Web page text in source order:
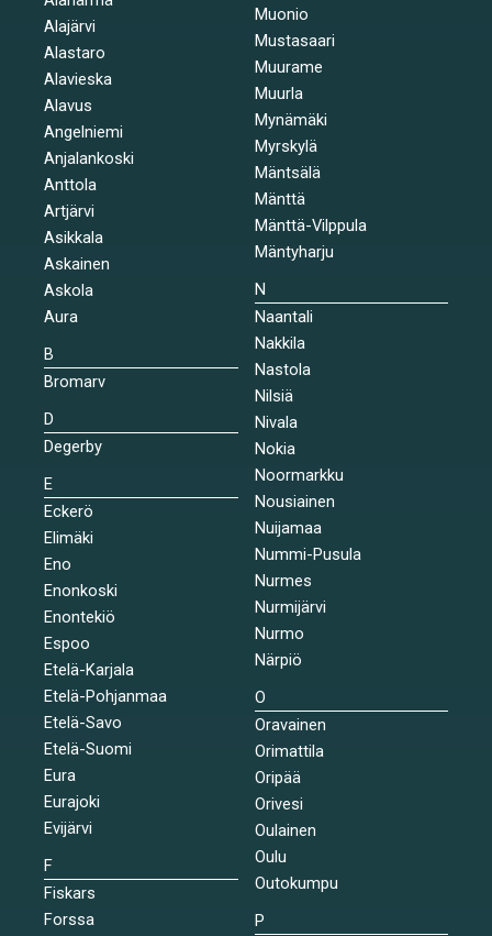
Alajärvi
Alastaro
Alavieska
Alavus
Angelniemi
Anjalankoski
Anttola
Artjärvi
Asikkala
Askainen
Askola
Aura
B
Bromarv
D
Degerby
E
Eckerö
Elimäki
Eno
Enonkoski
Enontekiö
Espoo
Etelä-Karjala
Etelä-Pohjanmaa
Etelä-Savo
Etelä-Suomi
Eura
Eurajoki
Evijärvi
F
Fiskars
Forssa
Muonio
Mustasaari
Muurame
Muurla
Mynämäki
Myrskylä
Mäntsälä
Mänttä
Mänttä-Vilppula
Mäntyharju
N
Naantali
Nakkila
Nastola
Nilsiä
Nivala
Nokia
Noormarkku
Nousiainen
Nuijamaa
Nummi-Pusula
Nurmes
Nurmijärvi
Nurmo
Närpiö
O
Oravainen
Orimattila
Oripää
Orivesi
Oulainen
Oulu
Outokumpu
P